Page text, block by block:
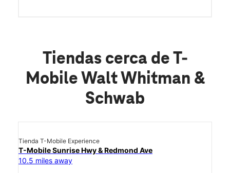
Tiendas cerca de T-
Mobile Walt Whitman &
Schwab
Tienda T-Mobile Experience
T-Mobile Sunrise Hwy & Redmond Ave
10.5 miles away